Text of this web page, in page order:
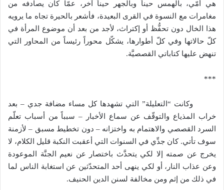
هي أمّي، بالهمس حيناً وبالجهر حيناً آخر، عمّا كان يصادفه من
مغامرات مع النسوة في القرى البعيدة، فأشعر بالحيرة تجاه ما يرويه
هذا الخال دون تحفُّظ أو إكتراث، لأجد من بعد أن موضوع المرأة في
كلّ حالاتها وفي كلّ أطوارها، يشكّل محوراً رئيساً من المحاور التي
تنهض عليها كتاباتي القصصيَّة.
***
وكانت “التعليلة” التي تشهدها كل مساء مضافة جدي – بعد
خراب المذياع والتوقّف عن سماع الأخبار – سبباً من أسباب تعلّم
السرد القصصي والاهتمام به واختزانه – دون تخطيط مسبق – لأزمنة
سوف تأتي. كان جدِّي في السنوات التي أعقبت النكبة قليل الكلام، لا
يخرج عن صمته إلا لكي يتحدَّث باختصار عن نعيم الجنَّة الموعودة
وعن عذاب النار، أو لكي ينهى أحد المتحدّثين عن استغابة الناس لما
في ذلك من إثم ومن مخالفة لسنن الدين الحنيف.